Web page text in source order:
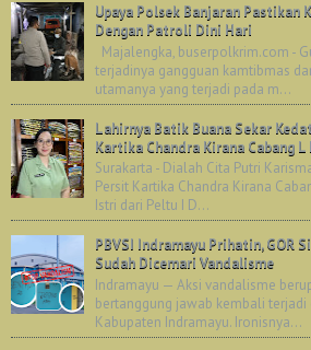
Upaya Polsek Banjaran Pastikan
Dengan Patroli Dini Hari
Majalengka, buserpolkrim.com -
terjadinya gangguan kamtibmas
utamanya yang terjadi pada m...
Lahirnya Batik Buana Sekar
Kartika Chandra Kirana Cabang
Surakarta - Dialah Cita Putri
Persit Kartika Chandra Kirana
Istri dari Peltu I D...
PBVSI Indramayu Prihatin, GOR
Sudah Dicemari Vandalisme
Indramayu — Aksi vandalisme
bertanggung jawab kembali terjadi
Kabupaten Indramayu. Ironisnya...